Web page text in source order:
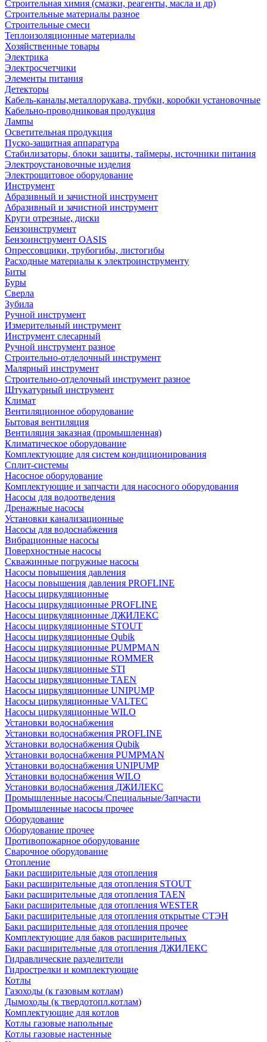
Строительная химия (смазки, реагенты, масла и др)
Строительные материалы разное
Строительные смеси
Теплоизоляционные материалы
Хозяйственные товары
Электрика
Электросчетчики
Элементы питания
Детекторы
Кабель-каналы,металлорукава, трубки, коробки установочные
Кабельно-проводниковая продукция
Лампы
Осветительная продукция
Пуско-защитная аппаратура
Стабилизаторы, блоки защиты, таймеры, источники питания
Электроустановочные изделия
Электрощитовое оборудование
Инструмент
Абразивный и зачистной инструмент
Абразивный и зачистной инструмент
Круги отрезные, диски
Бензоинструмент
Бензоинструмент OASIS
Опрессовщики, трубогибы, листогибы
Расходные материалы к электроинструменту
Биты
Буры
Сверла
Зубила
Ручной инструмент
Измерительный инструмент
Инструмент слесарный
Ручной инструмент разное
Строительно-отделочный инструмент
Малярный инструмент
Строительно-отделочный инструмент разное
Штукатурный инструмент
Климат
Вентиляционное оборудование
Бытовая вентиляция
Вентиляция заказная (промышленная)
Климатическое оборудование
Комплектующие для систем кондиционирования
Сплит-системы
Насосное оборудование
Комплектующие и запчасти для насосного оборудования
Насосы для водоотведения
Дренажные насосы
Установки канализационные
Насосы для водоснабжения
Вибрационные насосы
Поверхностные насосы
Скважинные погружные насосы
Насосы повышения давления
Насосы повышения давления PROFLINE
Насосы циркуляционные
Насосы циркуляционные PROFLINE
Насосы циркуляционные ДЖИЛЕКС
Насосы циркуляционные STOUT
Насосы циркуляционные Qubik
Насосы циркуляционные PUMPMAN
Насосы циркуляционные ROMMER
Насосы циркуляционные STI
Насосы циркуляционные TAEN
Насосы циркуляционные UNIPUMP
Насосы циркуляционные VALTEC
Насосы циркуляционные WILO
Установки водоснабжения
Установки водоснабжения PROFLINE
Установки водоснабжения Qubik
Установки водоснабжения PUMPMAN
Установки водоснабжения UNIPUMP
Установки водоснабжения WILO
Установки водоснабжения ДЖИЛЕКС
Промышленные насосы/Специальные/Запчасти
Промышленные насосы прочее
Оборудование
Оборудование прочее
Противопожарное оборудование
Сварочное оборудование
Отопление
Баки расширительные для отопления
Баки расширительные для отопления STOUT
Баки расширительные для отопления TAEN
Баки расширительные для отопления WESTER
Баки расширительные для отопления открытые СТЭН
Баки расширительные для отопления прочее
Комплектующие для баков расширительных
Баки расширительные для отопления ДЖИЛЕКС
Гидравлические разделители
Гидрострелки и комплектующие
Котлы
Газоходы (к газовым котлам)
Дымоходы (к твердотопл.котлам)
Комплектующие для котлов
Котлы газовые напольные
Котлы газовые настенные